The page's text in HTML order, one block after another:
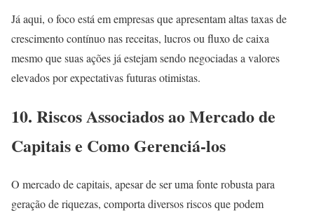
Já aqui, o foco está em empresas que apresentam altas taxas de
crescimento contínuo nas receitas, lucros ou fluxo de caixa
mesmo que suas ações já estejam sendo negociadas a valores
elevados por expectativas futuras otimistas.
10. Riscos Associados ao Mercado de
Capitais e Como Gerenciá-los
O mercado de capitais, apesar de ser uma fonte robusta para
geração de riquezas, comporta diversos riscos que podem